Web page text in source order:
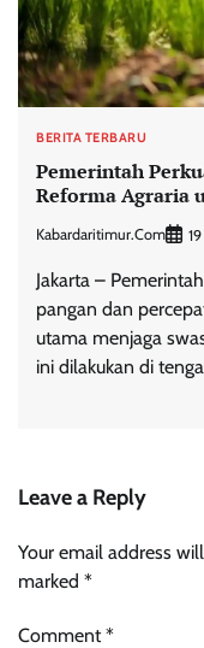
BERITA TERBARU
Pemerintah
Reforma Agraria
Kabardaritimur.com
Jakarta –
pangan dan
utama menjaga
ini dilakukan di
Leave a Reply
Your email address
marked *
Comment*